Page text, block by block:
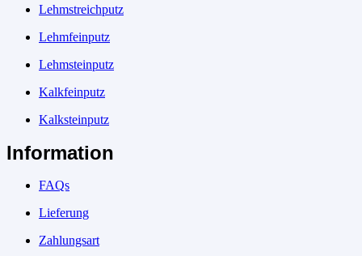
Lehmstreichputz
Lehmfeinputz
Lehmsteinputz
Kalkfeinputz
Kalksteinputz
Information
FAQs
Lieferung
Zahlungsart